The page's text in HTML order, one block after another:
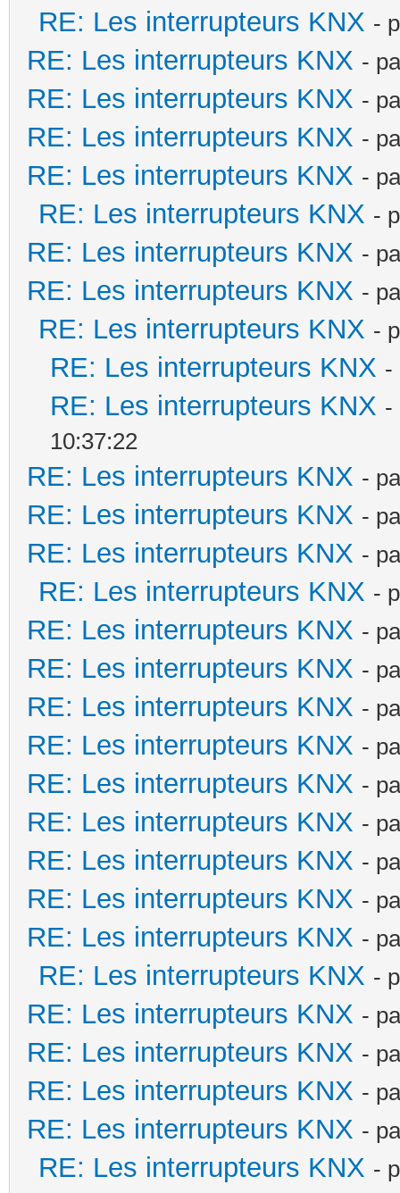
RE: Les interrupteurs KNX -
RE: Les interrupteurs KNX -
RE: Les interrupteurs KNX -
RE: Les interrupteurs KNX -
RE: Les interrupteurs KNX -
RE: Les interrupteurs KNX -
RE: Les interrupteurs KNX -
RE: Les interrupteurs KNX -
RE: Les interrupteurs KNX -
RE: Les interrupteurs KNX -
RE: Les interrupteurs KNX -
10:37:22
RE: Les interrupteurs KNX -
RE: Les interrupteurs KNX -
RE: Les interrupteurs KNX -
RE: Les interrupteurs KNX -
RE: Les interrupteurs KNX -
RE: Les interrupteurs KNX -
RE: Les interrupteurs KNX -
RE: Les interrupteurs KNX -
RE: Les interrupteurs KNX -
RE: Les interrupteurs KNX -
RE: Les interrupteurs KNX -
RE: Les interrupteurs KNX -
RE: Les interrupteurs KNX -
RE: Les interrupteurs KNX -
RE: Les interrupteurs KNX -
RE: Les interrupteurs KNX -
RE: Les interrupteurs KNX -
RE: Les interrupteurs KNX -
RE: Les interrupteurs KNX -